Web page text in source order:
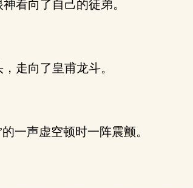
看向了自己的徒弟。
走向了皇甫龙斗。
一声虚空顿时一阵震颤。